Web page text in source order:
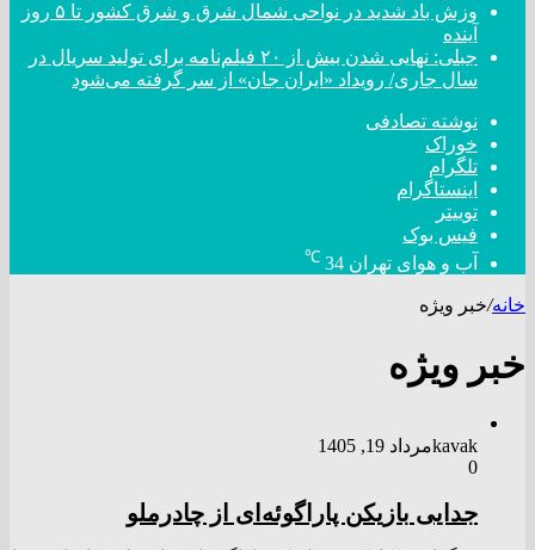
وزش باد شدید در نواحی شمال شرق و شرق کشور تا ۵ روز
آینده
جبلی: نهایی شدن بیش از ۲۰ فیلم‌نامه برای تولید سریال در
سال جاری/ رویداد «ایران جان» از سر گرفته می‌شود
نوشته تصادفی
خوراک
تلگرام
اینستاگرام
توییتر
فیس بوک
آب و هوای تهران 34
℃
خانه/خبر ویژه
خبر ویژه
kavakمرداد 19, 1405
0
جدایی بازیکن پاراگوئه‌ای از چادرملو